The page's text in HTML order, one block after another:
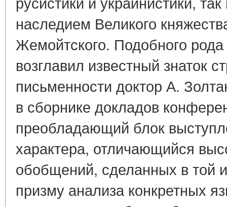
наследием Великого
Жемойтского. Подобного
возглавил известный знаток
письменности доктор А.
в сборнике докладов
преобладающий блок
характера, отличающийся
обобщений, сделанных в той
призму анализа конкретных